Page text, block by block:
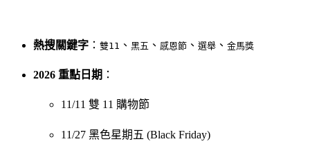
熱搜關鍵字 ： 雙11 、 黑五 、 感恩節 、 選舉 、 金馬獎
2026 重點日期 ：
11/11 雙 11 購物節
11/27 黑色星期五 (Black Friday)